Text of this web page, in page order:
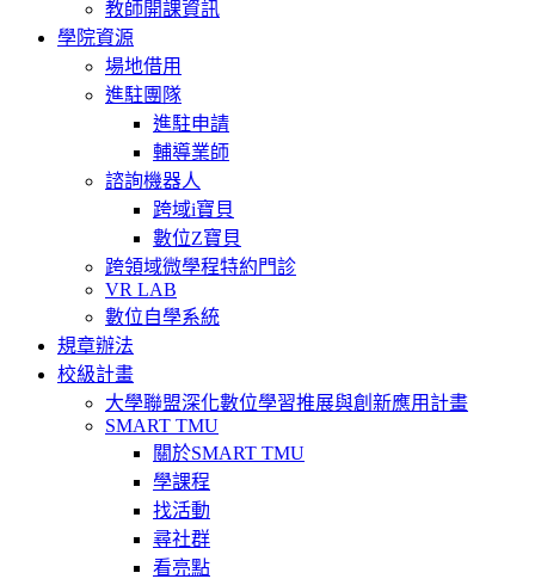
教師開課資訊
學院資源
場地借用
進駐團隊
進駐申請
輔導業師
諮詢機器人
跨域i寶貝
數位Z寶貝
跨領域微學程特約門診
VR LAB
數位自學系統
規章辦法
校級計畫
大學聯盟深化數位學習推展與創新應用計畫
SMART TMU
關於SMART TMU
學課程
找活動
尋社群
看亮點